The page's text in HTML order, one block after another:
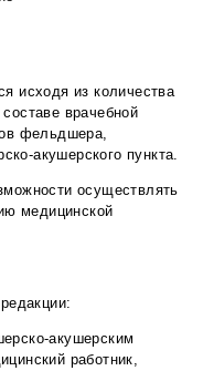
исходя из количества
врачебной
фельдшера,
акушерского пункта.
осуществлять
медицинской
акушерским
работник,